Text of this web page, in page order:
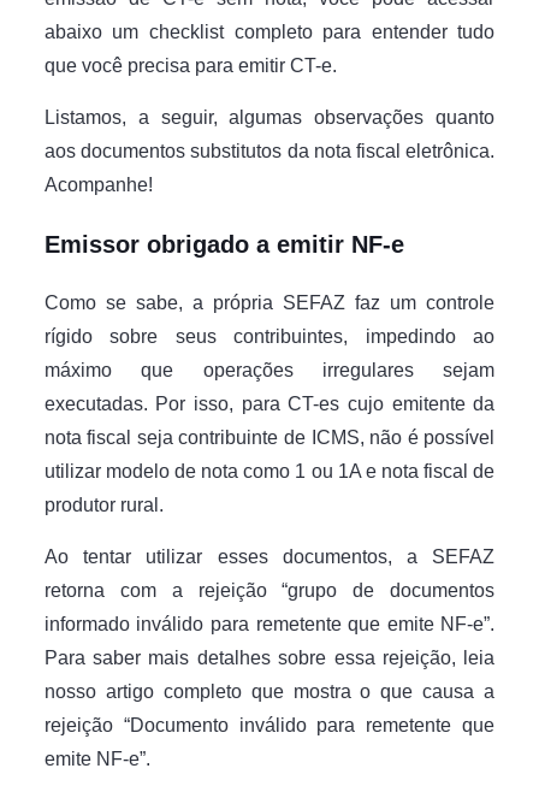
abaixo um checklist completo para entender tudo
que você precisa para emitir CT-e.
Listamos, a seguir, algumas observações quanto
aos documentos substitutos da nota fiscal eletrônica.
Acompanhe!
Emissor obrigado a emitir NF-e
Como se sabe, a própria SEFAZ faz um controle
rígido sobre seus contribuintes, impedindo ao
máximo que operações irregulares sejam
executadas. Por isso, para CT-es cujo emitente da
nota fiscal seja contribuinte de ICMS, não é possível
utilizar modelo de nota como 1 ou 1A e nota fiscal de
produtor rural.
Ao tentar utilizar esses documentos, a SEFAZ
retorna com a rejeição “grupo de documentos
informado inválido para remetente que emite NF-e”.
Para saber mais detalhes sobre essa rejeição, leia
nosso artigo completo que mostra o que causa a
rejeição “Documento inválido para remetente que
emite NF-e”.